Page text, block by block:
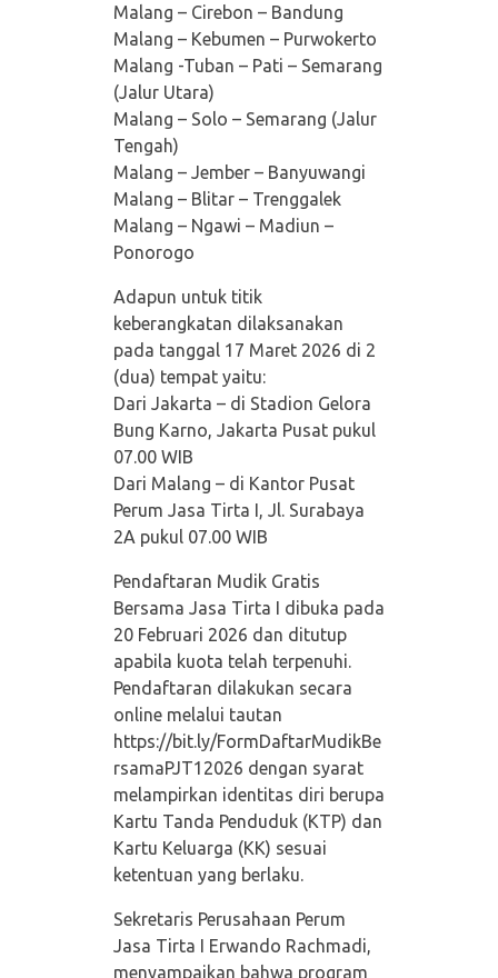
Malang – Cirebon – Bandung
Malang – Kebumen – Purwokerto
Malang -Tuban – Pati – Semarang
(Jalur Utara)
Malang – Solo – Semarang (Jalur
Tengah)
Malang – Jember – Banyuwangi
Malang – Blitar – Trenggalek
Malang – Ngawi – Madiun –
Ponorogo
Adapun untuk titik
keberangkatan dilaksanakan
pada tanggal 17 Maret 2026 di 2
(dua) tempat yaitu:
Dari Jakarta – di Stadion Gelora
Bung Karno, Jakarta Pusat pukul
07.00 WIB
Dari Malang – di Kantor Pusat
Perum Jasa Tirta I, Jl. Surabaya
2A pukul 07.00 WIB
Pendaftaran Mudik Gratis
Bersama Jasa Tirta I dibuka pada
20 Februari 2026 dan ditutup
apabila kuota telah terpenuhi.
Pendaftaran dilakukan secara
online melalui tautan
https://bit.ly/FormDaftarMudikBe
rsamaPJT12026 dengan syarat
melampirkan identitas diri berupa
Kartu Tanda Penduduk (KTP) dan
Kartu Keluarga (KK) sesuai
ketentuan yang berlaku.
Sekretaris Perusahaan Perum
Jasa Tirta I Erwando Rachmadi,
menyampaikan bahwa program